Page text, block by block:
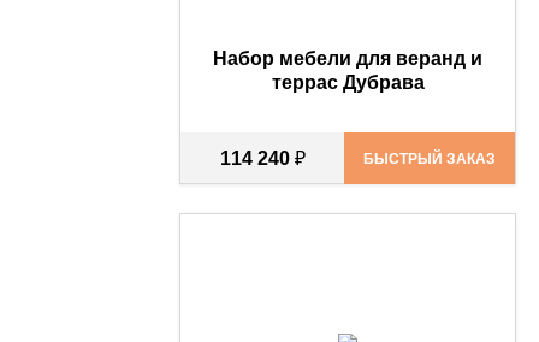
Набор мебели для веранд и
террас Дубрава
114 240 ₽ БЫСТРЫЙ ЗАКАЗ